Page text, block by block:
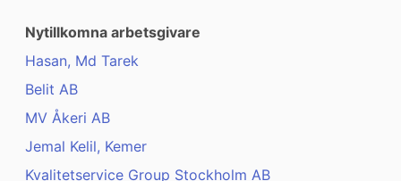
Nytillkomna arbetsgivare
Hasan, Md Tarek
Belit AB
MV Åkeri AB
Jemal Kelil, Kemer
Kvalitetservice Group Stockholm AB